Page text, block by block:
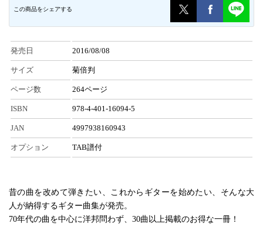
この商品をシェアする
発売日 2016/08/08
サイズ 菊倍判
ページ数 264ページ
ISBN 978-4-401-16094-5
JAN 4997938160943
オプション TAB譜付
昔の曲を改めて弾きたい、これからギターを始めたい、そんな大
人が納得するギター曲集が発売。
70年代の曲を中心に洋邦問わず、30曲以上掲載のお得な一冊！